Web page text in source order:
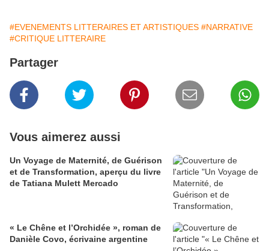
#EVENEMENTS LITTERAIRES ET ARTISTIQUES #NARRATIVE
#CRITIQUE LITTERAIRE
Partager
Vous aimerez aussi
Un Voyage de Maternité, de Guérison
et de Transformation, aperçu du livre
de Tatiana Mulett Mercado
​​​​​​​« Le Chêne et l’Orchidée », roman de
Danièle Covo, écrivaine argentine